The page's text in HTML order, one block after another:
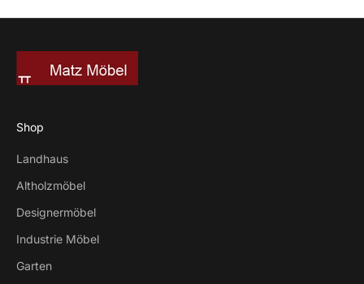
Shop
Landhaus
Altholzmöbel
Designermöbel
Industrie Möbel
Garten